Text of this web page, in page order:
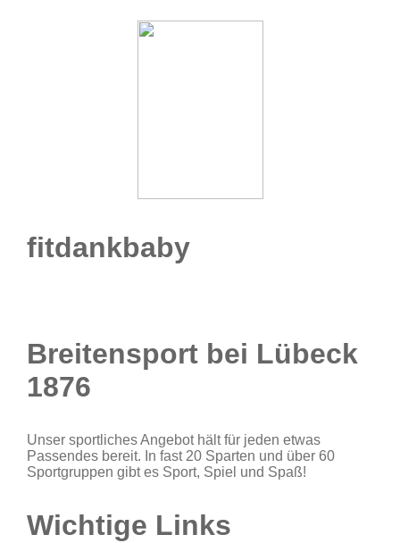
fitdankbaby
Breitensport bei Lübeck
1876
Unser sportliches Angebot hält für jeden etwas
Passendes bereit. In fast 20 Sparten und über 60
Sportgruppen gibt es Sport, Spiel und Spaß!
Wichtige Links